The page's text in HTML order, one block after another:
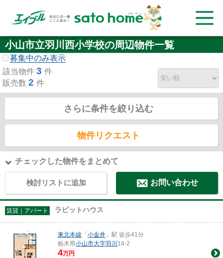
小山市立羽川西小学校の周辺物件一覧
募集中のみ表示
該当物件 3 件
販売数 2 件
さらに条件を絞り込む
物件リクエスト
チェックした物件をまとめて
検討リストに追加 お問い合わせ
賃貸｜アパート ラビットハウス
東北本線 「小金井 」駅 徒歩41分
栃木県小山市大字羽川 14-2
4万円